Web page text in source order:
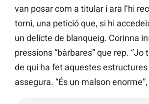
van posar com a titular i ara l’hi
torni, una petició que, si hi
un delicte de blanqueig. Corinna
pressions “bàrbares” que rep. “Jo
de qui ha fet aquestes estructures
assegura. “És un malson